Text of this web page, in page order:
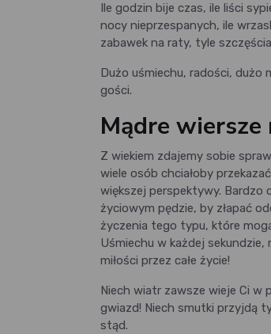
Ile godzin bije czas, ile liści
nocy nieprzespanych, ile
zabawek na raty, tyle
Dużo uśmiechu, radości, dużo
gości.
Mądre
Z wiekiem zdajemy sobie
wiele osób chciałoby
większej perspektywy. Bardzo
życiowym pędzie, by złapać
życzenia tego typu, które
Uśmiechu w każdej
miłości przez całe życie!
Niech wiatr zawsze wieje Ci w
gwiazd! Niech smutki przyjdą
stąd.